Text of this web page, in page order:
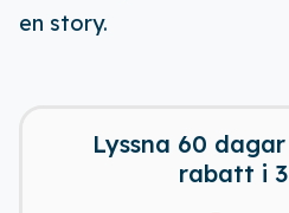
en story.
Lyssna 60
rabatt i
Ladda ner